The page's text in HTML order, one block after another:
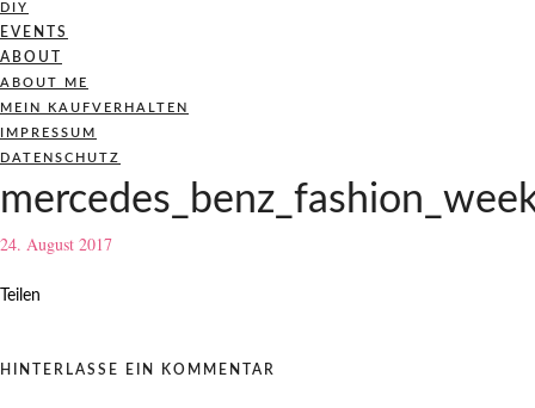
DIY
EVENTS
ABOUT
ABOUT ME
MEIN KAUFVERHALTEN
IMPRESSUM
DATENSCHUTZ
24. August 2017
Teilen
HINTERLASSE EIN KOMMENTAR